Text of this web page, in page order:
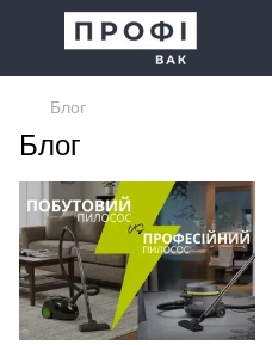
Блог
Блог